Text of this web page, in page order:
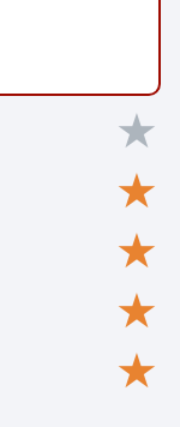
★
★
★
★
★